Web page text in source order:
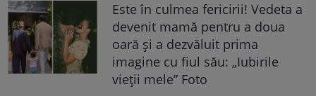
Este în culmea fericirii! Vedeta a
devenit mamă pentru a doua
oară și a dezvăluit prima
imagine cu fiul său: „Iubirile
vieții mele” Foto